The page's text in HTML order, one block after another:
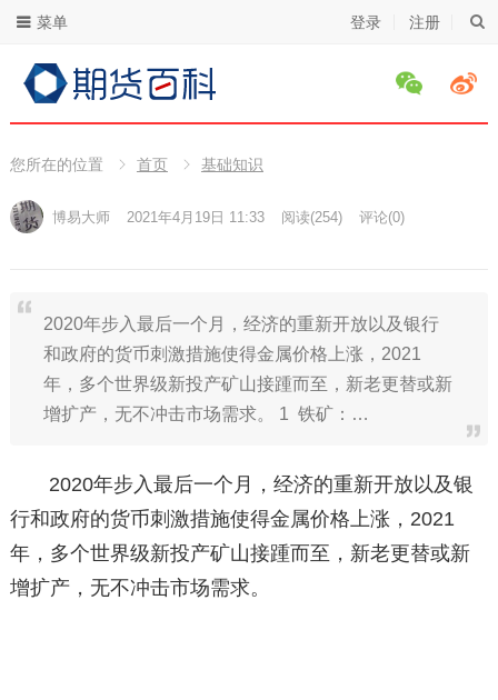
登录 注册
菜单
您所在的位置 首页 基础知识
博易大师 2021年4月19日 11:33 阅读(254) 评论(0)
2020年步入最后一个月，经济的重新开放以及银行
和政府的货币刺激措施使得金属价格上涨，2021
年，多个世界级新投产矿山接踵而至，新老更替或新
增扩产，无不冲击市场需求。 1 铁矿：…
2020年步入最后一个月，经济的重新开放以及银
行和政府的货币刺激措施使得金属价格上涨，2021
年，多个世界级新投产矿山接踵而至，新老更替或新
增扩产，无不冲击市场需求。